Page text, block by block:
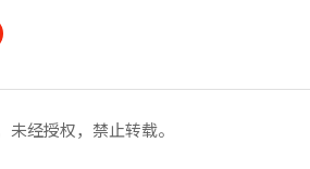
未经授权，禁止转载。